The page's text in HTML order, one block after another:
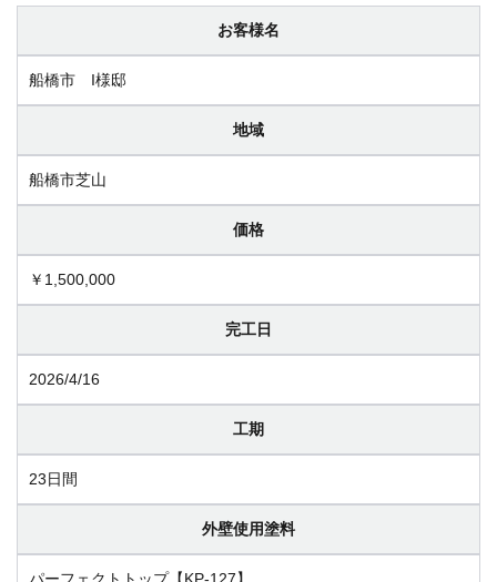
お客様名
船橋市 I様邸
地域
船橋市芝山
価格
￥1,500,000
完工日
2026/4/16
工期
23日間
外壁使用塗料